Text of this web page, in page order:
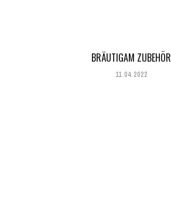
BRÄUTIGAM ZUBEHÖR
11.04.2022